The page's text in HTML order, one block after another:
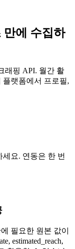
만에 수집하
래핑 API. 월간 활
플랫폼에서 프로필,
요. 연동은 한 번
필요한 원본 값이
estimated_reach,